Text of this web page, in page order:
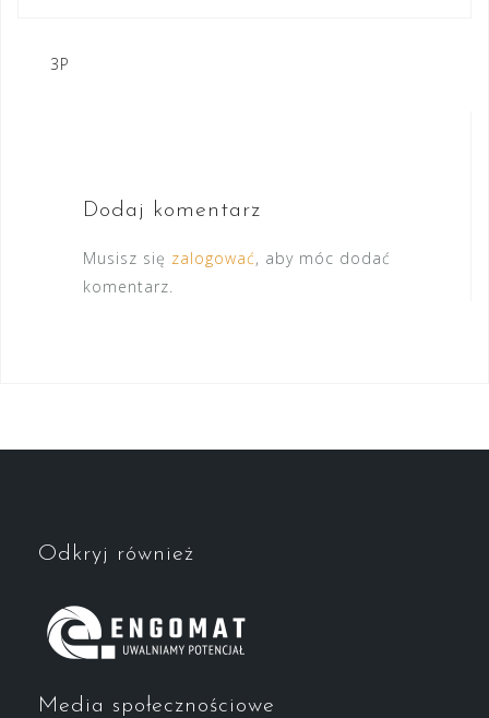
Nawigacja
3P
Dodaj komentarz
Musisz się zalogować, aby móc dodać
komentarz.
Odkryj również
Media społecznościowe